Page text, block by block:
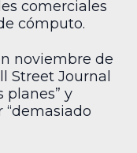
comerciales
cómputo.
noviembre de
Street Journal
planes” y